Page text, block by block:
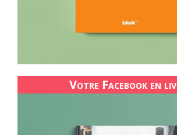
Votre Facebook en